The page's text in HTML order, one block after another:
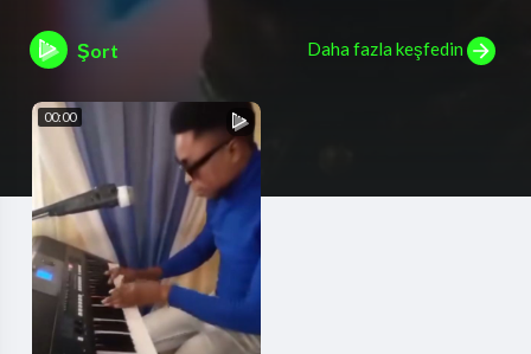
Şort Daha fazla keşfedin
00:00